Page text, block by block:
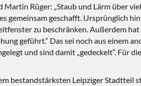
Rüger: „Staub und Lärm über
gemeinsam geschafft. Ursprünglich
zu beschränken. Außerdem
geführt.“ Das sei noch aus einem
und sind damit „gedeckelt“.
bestandstärksten Leipziger Stadtteil